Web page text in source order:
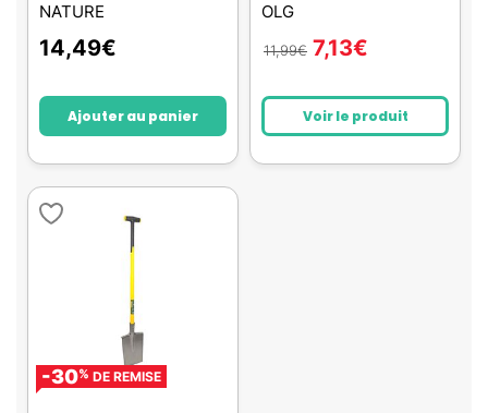
NATURE
14,49€
Ajouter au panier
OLG
11,99€ 7,13€
Voir le produit
-30% DE REMISE